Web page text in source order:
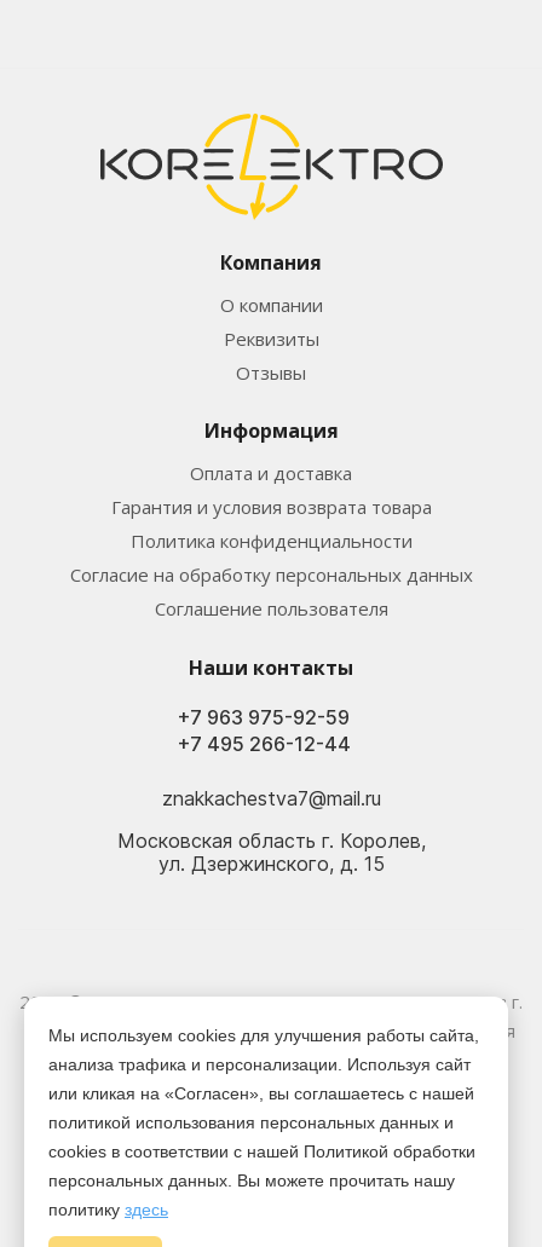
Компания
О компании
Реквизиты
Отзывы
Информация
Оплата и доставка
Гарантия и условия возврата товара
Политика конфиденциальности
Согласие на обработку персональных данных
Соглашение пользователя
Наши контакты
+7 495 266-12-44
+7 963 975-92-59
znakkachestva7@mail.ru
Московская область г. Королев,
ул. Дзержинского, д. 15
2026 © Электрика оптом и в розницу - Магазин-склад в г.
Королёв. Информация, указанная на сайте, не является
публичной офертой.
Версия для печати
Мы используем cookies для улучшения работы сайта,
анализа трафика и персонализации. Используя сайт
или кликая на «Согласен», вы соглашаетесь с нашей
политикой использования персональных данных и
cookies в соответствии с нашей Политикой обработки
персональных данных. Вы можете прочитать нашу
политику здесь